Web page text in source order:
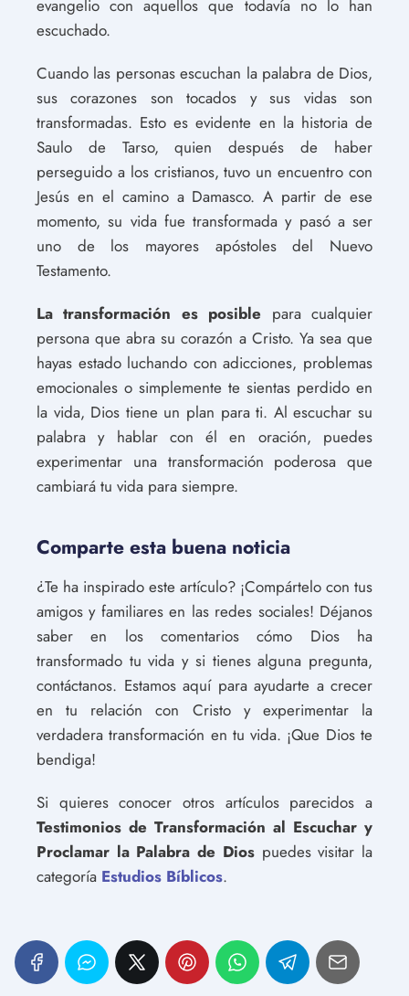
evangelio con aquellos que todavía no lo han
escuchado.
Cuando las personas escuchan la palabra de Dios,
sus corazones son tocados y sus vidas son
transformadas. Esto es evidente en la historia de
Saulo de Tarso, quien después de haber
perseguido a los cristianos, tuvo un encuentro con
Jesús en el camino a Damasco. A partir de ese
momento, su vida fue transformada y pasó a ser
uno de los mayores apóstoles del Nuevo
Testamento.
La transformación es posible para cualquier
persona que abra su corazón a Cristo. Ya sea que
hayas estado luchando con adicciones, problemas
emocionales o simplemente te sientas perdido en
la vida, Dios tiene un plan para ti. Al escuchar su
palabra y hablar con él en oración, puedes
experimentar una transformación poderosa que
cambiará tu vida para siempre.
Comparte esta buena noticia
¿Te ha inspirado este artículo? ¡Compártelo con tus
amigos y familiares en las redes sociales! Déjanos
saber en los comentarios cómo Dios ha
transformado tu vida y si tienes alguna pregunta,
contáctanos. Estamos aquí para ayudarte a crecer
en tu relación con Cristo y experimentar la
verdadera transformación en tu vida. ¡Que Dios te
bendiga!
Si quieres conocer otros artículos parecidos a
Testimonios de Transformación al Escuchar y
Proclamar la Palabra de Diospuedes visitar la
categoría Estudios Bíblicos.